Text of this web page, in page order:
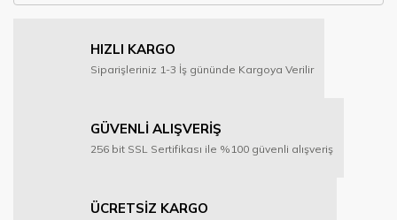
HIZLI KARGO
Siparişleriniz 1-3 İş gününde Kargoya Verilir
GÜVENLİ ALIŞVERİŞ
256 bit SSL Sertifikası ile %100 güvenli alışveriş
ÜCRETSİZ KARGO